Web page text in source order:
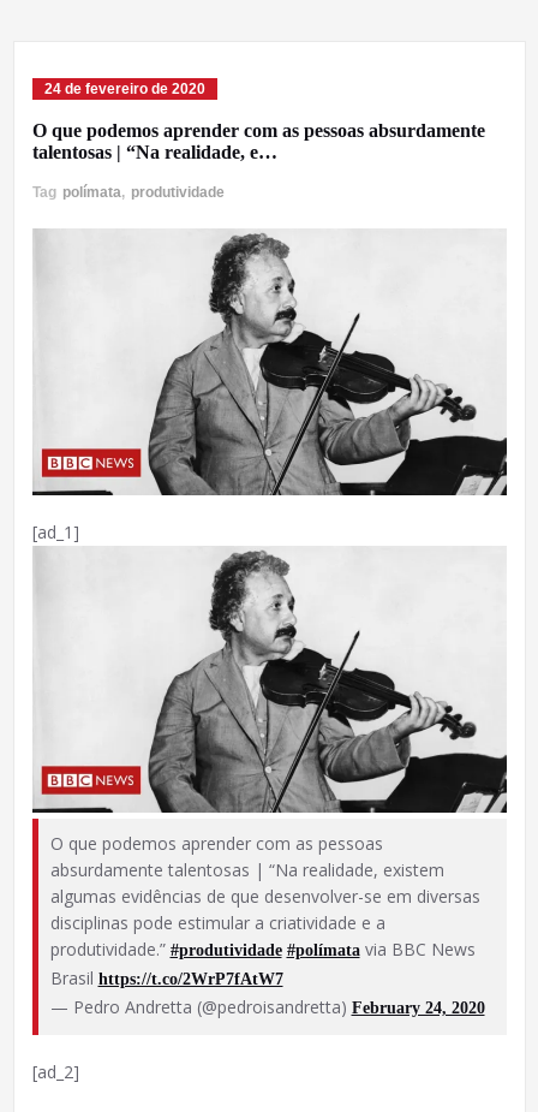
24 de fevereiro de 2020
O que podemos aprender com as pessoas absurdamente
talentosas | “Na realidade, e…
Tag polímata, produtividade
[ad_1]
O que podemos aprender com as pessoas
absurdamente talentosas | “Na realidade, existem
algumas evidências de que desenvolver-se em diversas
disciplinas pode estimular a criatividade e a
produtividade.” #produtividade #polímatavia BBC News
Brasil https://t.co/2WrP7fAtW7
— Pedro Andretta (@pedroisandretta) February 24, 2020
[ad_2]